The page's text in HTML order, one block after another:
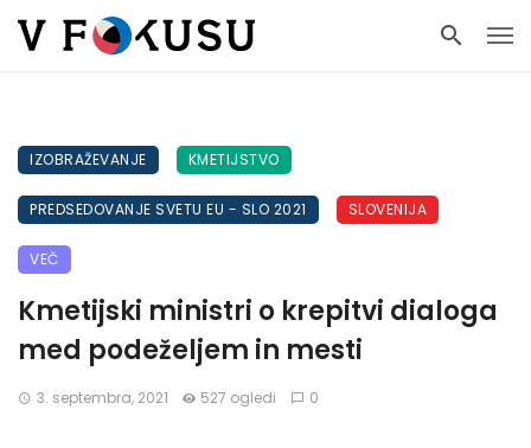
IZOBRAŽEVANJE KMETIJSTVO
PREDSEDOVANJE SVETU EU - SLO 2021 SLOVENIJA
VEČ
Kmetijski ministri o krepitvi dialoga
med podeželjem in mesti
3. septembra, 2021 527 ogledi 0